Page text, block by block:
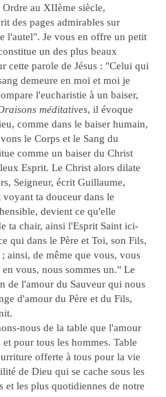
au XIIème siècle,
des pages admirables sur
l'autel". Je vous en offre un petit
un des plus beaux
cette parole de Jésus : "Celui qui
demeure en moi et moi je
l'eucharistie à un baiser,
méditatives, il évoque
comme dans le baiser humain,
le Corps et le Sang du
comme un baiser du Christ
Esprit. Le Christ alors dilate
Seigneur, écrit Guillaume,
ta douceur dans le
devient ce qu'elle
ta chair, ainsi l'Esprit Saint ici-
qui dans le Père et Toi, son Fils,
ainsi, de même que vous, vous
vous, nous sommes un." Le
de l'amour du Sauveur qui nous
d'amour du Père et du Fils,
nous de la table que l'amour
pour tous les hommes. Table
offerte à tous pour la vie
de Dieu qui se cache sous les
et les plus quotidiennes de notre